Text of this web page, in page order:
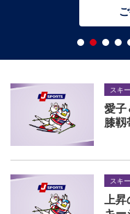
スキ
愛子
膝靱
スキ
上